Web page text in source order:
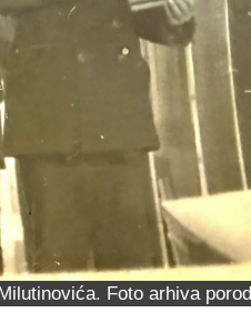
Foto arhiva